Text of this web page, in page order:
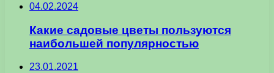
04.02.2024
Какие садовые цветы пользуются
наибольшей популярностью
23.01.2021